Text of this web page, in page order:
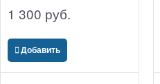
1 300 руб.
Добавить